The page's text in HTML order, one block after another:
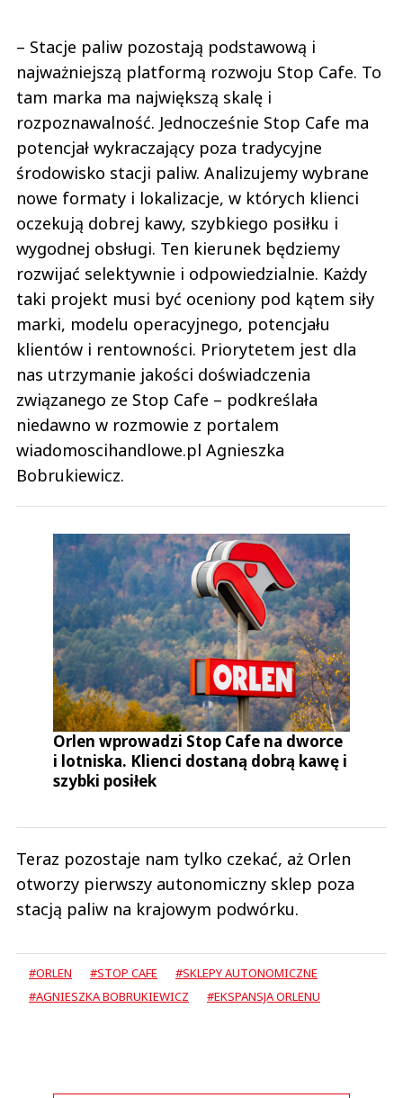
– Stacje paliw pozostają podstawową i
najważniejszą platformą rozwoju Stop Cafe. To
tam marka ma największą skalę i
rozpoznawalność. Jednocześnie Stop Cafe ma
potencjał wykraczający poza tradycyjne
środowisko stacji paliw. Analizujemy wybrane
nowe formaty i lokalizacje, w których klienci
oczekują dobrej kawy, szybkiego posiłku i
wygodnej obsługi. Ten kierunek będziemy
rozwijać selektywnie i odpowiedzialnie. Każdy
taki projekt musi być oceniony pod kątem siły
marki, modelu operacyjnego, potencjału
klientów i rentowności. Priorytetem jest dla
nas utrzymanie jakości doświadczenia
związanego ze Stop Cafe – podkreślała
niedawno w rozmowie z portalem
wiadomoscihandlowe.pl Agnieszka
Bobrukiewicz.
Orlen wprowadzi Stop Cafe na dworce
i lotniska. Klienci dostaną dobrą kawę i
szybki posiłek
Teraz pozostaje nam tylko czekać, aż Orlen
otworzy pierwszy autonomiczny sklep poza
stacją paliw na krajowym podwórku.
#ORLEN #STOP CAFE
#SKLEPY AUTONOMICZNE
#AGNIESZKA BOBRUKIEWICZ
#EKSPANSJA ORLENU